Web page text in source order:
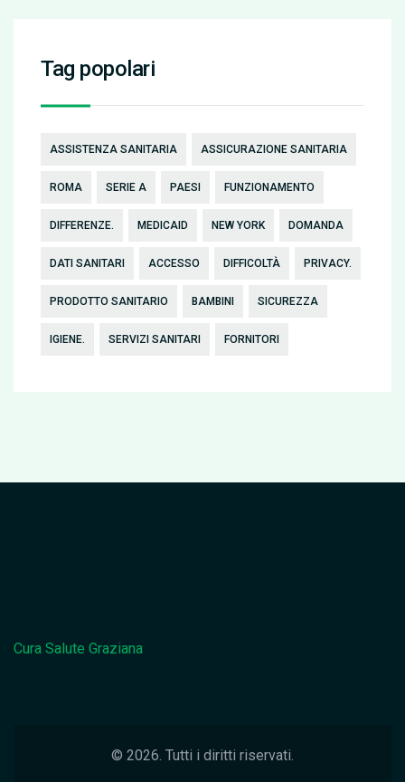
Tag popolari
ASSISTENZA SANITARIA ASSICURAZIONE SANITARIA
ROMA SERIE A PAESI FUNZIONAMENTO
DIFFERENZE. MEDICAID NEW YORK DOMANDA
DATI SANITARI ACCESSO DIFFICOLTÀ PRIVACY.
PRODOTTO SANITARIO BAMBINI SICUREZZA
IGIENE. SERVIZI SANITARI FORNITORI
Cura Salute Graziana
© 2026. Tutti i diritti riservati.